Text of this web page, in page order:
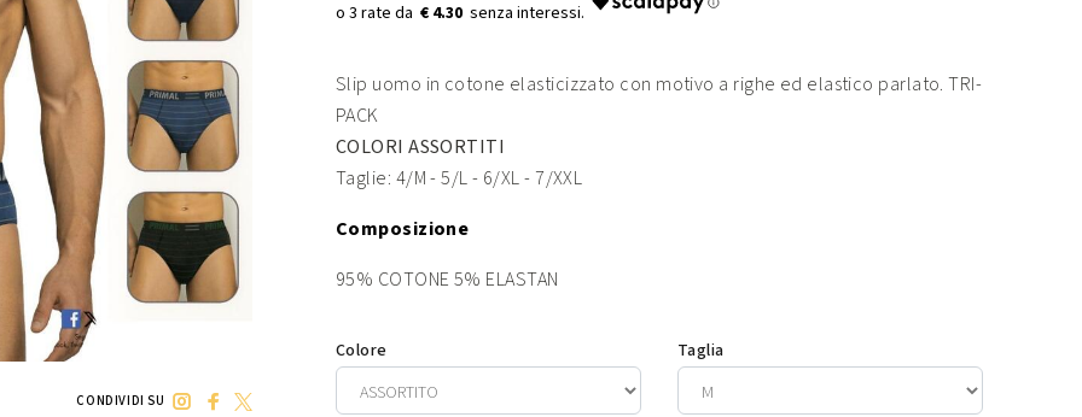
CONDIVIDI SU
€ 4.30
Slip uomo in cotone elasticizzato con motivo a righe ed elastico parlato. TRI-
PACK
COLORI ASSORTITI
Taglie: 4/M - 5/L - 6/XL - 7/XXL
Composizione
95% COTONE 5% ELASTAN
Colore Taglia